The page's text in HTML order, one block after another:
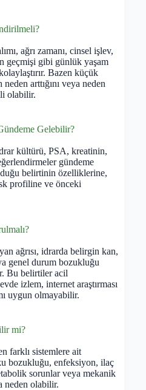
ağrı zamanı, cinsel işlev,
geçmişi gibi günlük yaşam
Bazen küçük
arttığını veya neden
olabilir.
Gelebilir?
kültürü, PSA, kreatinin,
gündeme
belirtinin özelliklerine,
profiline ve önceki
ağrısı, idrarda belirgin kan,
genel durum bozukluğu
Bu belirtiler acil
izlem, internet araştırması
uygun olmayabilir.
mi?
farklı sistemlere ait
bozukluğu, enfeksiyon, ilaç
sorunlar veya mekanik
neden olabilir.